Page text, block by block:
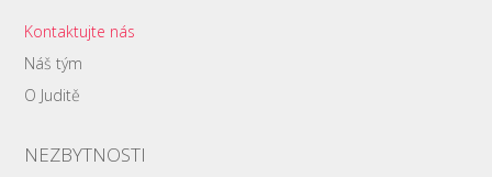
Kontaktujte nás
Náš tým
O Juditě
NEZBYTNOSTI